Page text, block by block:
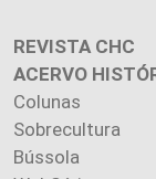
REVISTA CHC
ACERVO
Colunas
Sobrecultura
Bússola